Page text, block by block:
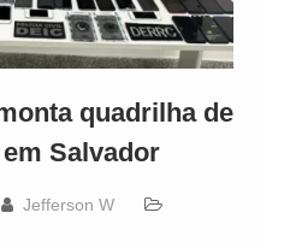
quadrilha de
Salvador
Jefferson W